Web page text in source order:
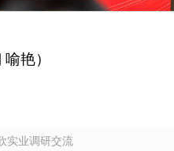
艳）
实业调研交流